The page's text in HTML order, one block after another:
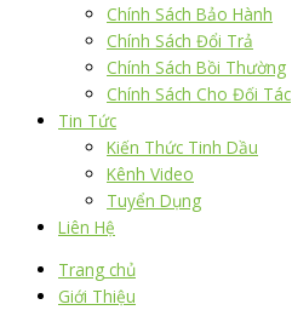
Chính Sách Bảo Hành
Chính Sách Đổi Trả
Chính Sách Bồi Thường
Chính Sách Cho Đối Tác
Tin Tức
Kiến Thức Tinh Dầu
Kênh Video
Tuyển Dụng
Liên Hệ
Trang chủ
Giới Thiệu